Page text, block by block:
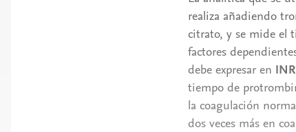
realiza añadiendo
citrato, y se mide el
factores
debe expresar en INR
tiempo de
la coagulación
dos veces más en